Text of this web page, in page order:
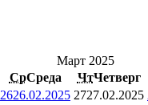
Март 2025
СрСреда ЧтЧетверг
2626.02.2025 2727.02.2025